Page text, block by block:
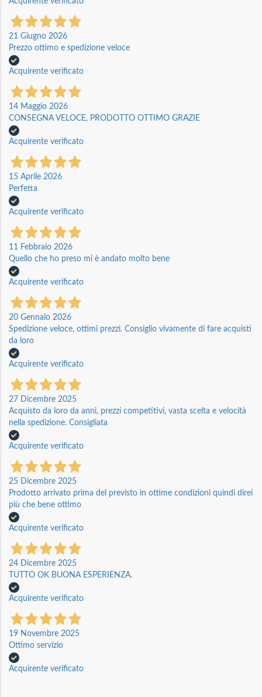
21 Giugno 2026
Prezzo ottimo e spedizione veloce
Acquirente verificato
14 Maggio 2026
CONSEGNA VELOCE, PRODOTTO OTTIMO GRAZIE
Acquirente verificato
15 Aprile 2026
Perfetta
Acquirente verificato
11 Febbraio 2026
Quello che ho preso mi è andato molto bene
Acquirente verificato
20 Gennaio 2026
Spedizione veloce, ottimi prezzi. Consiglio vivamente di fare acquisti
da loro
Acquirente verificato
27 Dicembre 2025
Acquisto da loro da anni, prezzi competitivi, vasta scelta e velocità
nella spedizione. Consigliata
Acquirente verificato
25 Dicembre 2025
Prodotto arrivato prima del previsto in ottime condizioni quindi direi
più che bene ottimo
Acquirente verificato
24 Dicembre 2025
TUTTO OK BUONA ESPERIENZA.
Acquirente verificato
19 Novembre 2025
Ottimo servizio
Acquirente verificato